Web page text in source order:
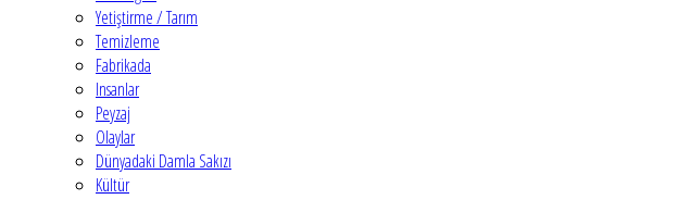
Yetiştirme / Tarım
Temizleme
Fabrikada
Insanlar
Peyzaj
Olaylar
Dünyadaki Damla Sakızı
Kültür